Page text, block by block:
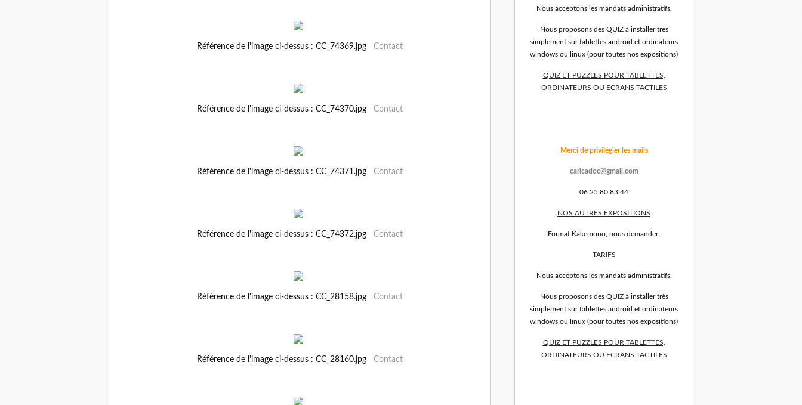
Référence de l'image ci-dessus : CC_74369.jpg Contact
Référence de l'image ci-dessus : CC_74370.jpg Contact
Référence de l'image ci-dessus : CC_74371.jpg Contact
Référence de l'image ci-dessus : CC_74372.jpg Contact
Référence de l'image ci-dessus : CC_28158.jpg Contact
Référence de l'image ci-dessus : CC_28160.jpg Contact
Nous acceptons les mandats administratifs.
Nous proposons des QUIZ à installer très
simplement sur tablettes android et ordinateurs
windows ou linux (pour toutes nos expositions)
QUIZ ET PUZZLES POUR TABLETTES,
ORDINATEURS OU ECRANS TACTILES
Merci de privilégier les mails
caricadoc@gmail.com
06 25 80 83 44
NOS AUTRES EXPOSITIONS
Format Kakemono, nous demander.
TARIFS
Nous acceptons les mandats administratifs.
Nous proposons des QUIZ à installer très
simplement sur tablettes android et ordinateurs
windows ou linux (pour toutes nos expositions)
QUIZ ET PUZZLES POUR TABLETTES,
ORDINATEURS OU ECRANS TACTILES